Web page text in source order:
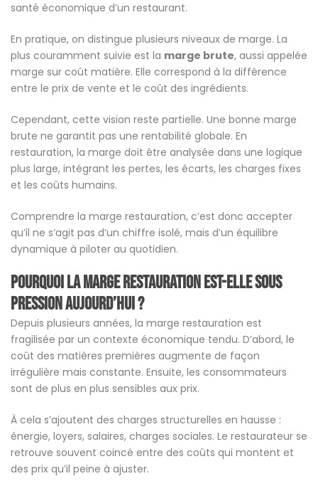
santé économique d’un restaurant.
En pratique, on distingue plusieurs niveaux de marge. La
plus couramment suivie est la marge brute, aussi appelée
marge sur coût matière. Elle correspond à la différence
entre le prix de vente et le coût des ingrédients.
Cependant, cette vision reste partielle. Une bonne marge
brute ne garantit pas une rentabilité globale. En
restauration, la marge doit être analysée dans une logique
plus large, intégrant les pertes, les écarts, les charges fixes
et les coûts humains.
Comprendre la marge restauration, c’est donc accepter
qu’il ne s’agit pas d’un chiffre isolé, mais d’un équilibre
dynamique à piloter au quotidien.
Pourquoi la marge restauration est-elle sous
pression aujourd’hui ?
Depuis plusieurs années, la marge restauration est
fragilisée par un contexte économique tendu. D’abord, le
coût des matières premières augmente de façon
irrégulière mais constante. Ensuite, les consommateurs
sont de plus en plus sensibles aux prix.
À cela s’ajoutent des charges structurelles en hausse :
énergie, loyers, salaires, charges sociales. Le restaurateur se
retrouve souvent coincé entre des coûts qui montent et
des prix qu’il peine à ajuster.